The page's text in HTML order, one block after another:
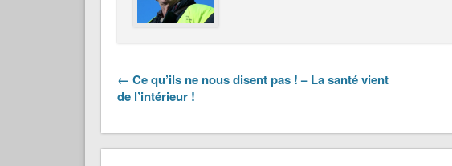
← Ce qu’ils ne nous disent pas ! – La santé vient
de l’intérieur !